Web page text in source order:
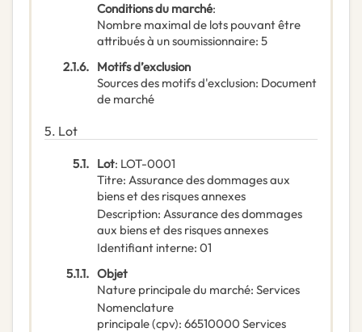
Conditions du marché:
Nombre maximal de lots pouvant être
attribués à un soumissionnaire: 5
2.1.6. Motifs d’exclusion
Sources des motifs d'exclusion: Document
de marché
5. Lot
5.1. Lot: LOT-0001
Titre: Assurance des dommages aux
biens et des risques annexes
Description: Assurance des dommages
aux biens et des risques annexes
Identifiant interne: 01
5.1.1. Objet
Nature principale du marché: Services
Nomenclature
principale(cpv): 66510000 Services